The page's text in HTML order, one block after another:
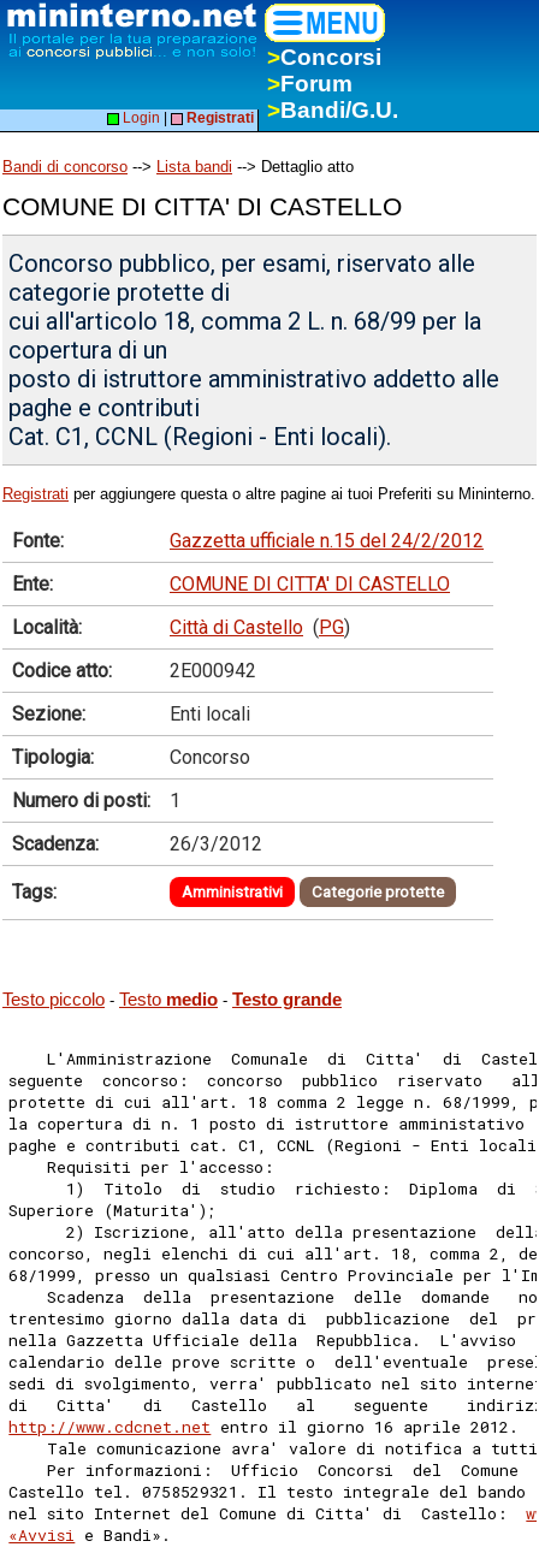
>Concorsi
>Forum
>Bandi/G.U.
Login Registrati
Bandi di concorso --> Lista bandi --> Dettaglio atto
COMUNE DI CITTA' DI CASTELLO
Concorso pubblico, per esami, riservato alle
categorie protette di
cui all'articolo 18, comma 2 L. n. 68/99 per la
copertura di un
posto di istruttore amministrativo addetto alle
paghe e contributi
Cat. C1, CCNL (Regioni - Enti locali).
Registrati per aggiungere questa o altre pagine ai tuoi Preferiti su Mininterno.
Fonte:
Gazzetta ufficiale n.15 del 24/2/2012
Ente:
COMUNE DI CITTA' DI CASTELLO
Località:
Città di Castello (PG)
Codice atto:
2E000942
Sezione:
Enti locali
Tipologia:
Concorso
Numero di posti:
1
Scadenza:
26/3/2012
Tags: Amministrativi Categorie protette
Testo piccolo - Testo medio - Testo grande
L'Amministrazione  Comunale  di  Citta'  di
seguente  concorso:  concorso  pubblico  riservato
protette di cui all'art. 18 comma 2 legge n. 68/1999,
la copertura di n. 1 posto di istruttore amministativo
paghe e contributi cat. C1, CCNL (Regioni - Enti
    Requisiti per l'accesso:
1)  Titolo  di  studio  richiesto:  Diploma  di
Superiore (Maturita');
2) Iscrizione, all'atto della presentazione
concorso, negli elenchi di cui all'art. 18, comma 2,
68/1999, presso un qualsiasi Centro Provinciale per
Scadenza  della  presentazione  delle  domande
trentesimo giorno dalla data di  pubblicazione  del
nella Gazzetta Ufficiale della  Repubblica.
calendario delle prove scritte o  dell'eventuale
sedi di svolgimento, verra' pubblicato nel sito internet
di   Citta'   di   Castello   al    seguente
http://www.cdcnet.net entro il giorno 16 aprile 2012.
Tale comunicazione avra' valore di notifica a
Per informazioni:  Ufficio  Concorsi  del  Comune
Castello tel. 0758529321. Il testo integrale del
nel sito Internet del Comune di Citta' di  Castello:
«Avvisi
e Bandi».